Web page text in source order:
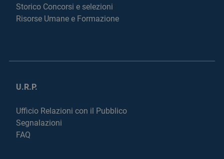
Storico Concorsi e selezioni
Risorse Umane e Formazione
U.R.P.
Ufficio Relazioni con il Pubblico
Segnalazioni
FAQ